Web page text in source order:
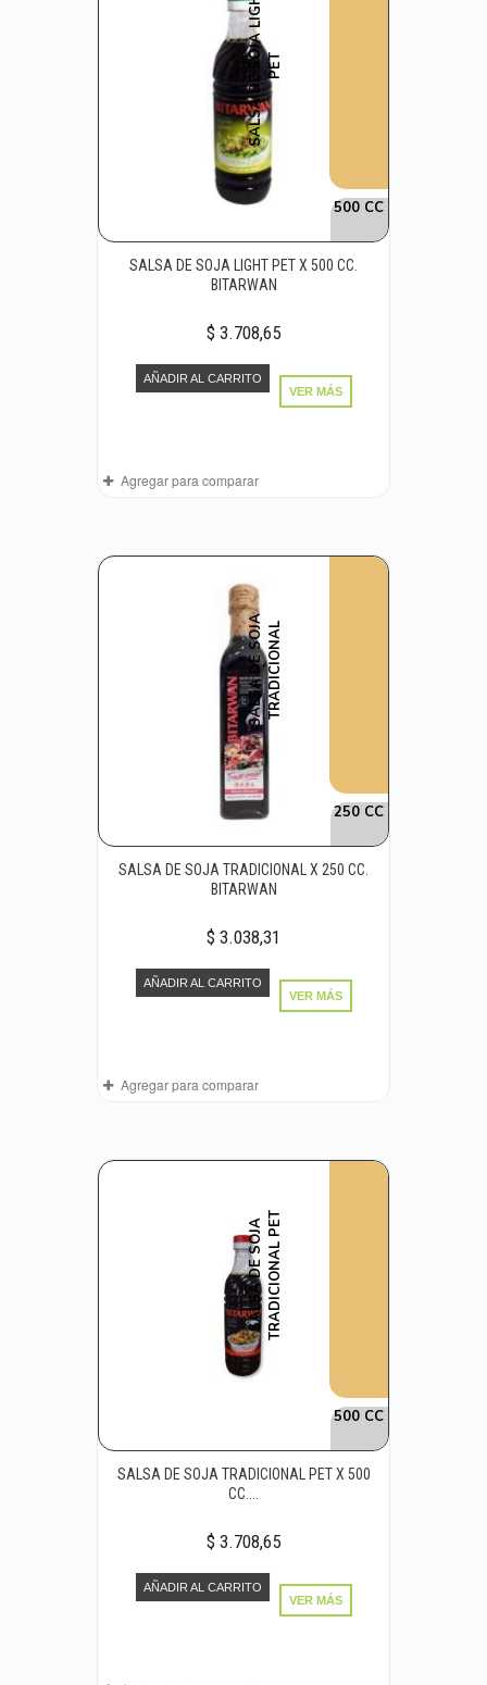
S
A
L
S
A
D
E
S
O
J
A
L
I
G
H
T
P
ET
500 CC
SALSA DE SOJA LIGHT PET X 500 CC.
BITARWAN
$ 3.708,65
AÑADIR AL CARRITO
VER MÁS
Agregar para comparar
S
A
L
S
A
D
E
S
O
J
A
T
R
A
D
I
C
I
O
N
AL
250 CC
SALSA DE SOJA TRADICIONAL X 250 CC.
BITARWAN
$ 3.038,31
AÑADIR AL CARRITO
VER MÁS
Agregar para comparar
S
A
L
S
A
D
E
S
O
J
A
T
R
A
D
I
C
I
O
N
A
L
P
ET
500 CC
SALSA DE SOJA TRADICIONAL PET X 500
CC....
$ 3.708,65
AÑADIR AL CARRITO
VER MÁS